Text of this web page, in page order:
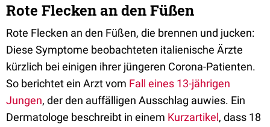
Rote Flecken an den Füßen
Rote Flecken an den Füßen, die brennen und jucken:
Diese Symptome beobachteten italienische Ärzte
kürzlich bei einigen ihrer jüngeren Corona-Patienten.
So berichtet ein Arzt vom Fall eines 13-jährigen
Jungen, der den auffälligen Ausschlag auwies. Ein
Dermatologe beschreibt in einem Kurzartikel, dass 18